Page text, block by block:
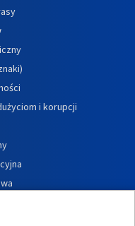
i korupcji